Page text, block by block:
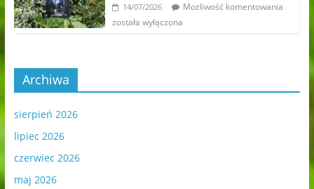
14/07/2026
Możliwość komentowania
została wyłączona
Archiwa
sierpień 2026
lipiec 2026
czerwiec 2026
maj 2026